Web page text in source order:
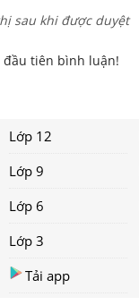
sau khi được duyệt
tiên bình luận!
Lớp 12
Lớp 9
Lớp 6
Lớp 3
Tải app